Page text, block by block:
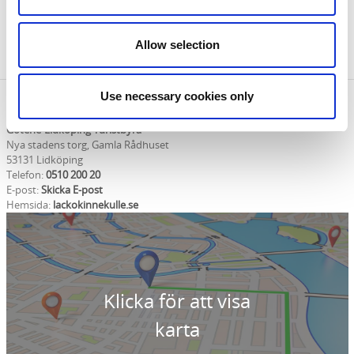
Allow selection
Use necessary cookies only
Kontaktinformation
Götene-Lidköping Turistbyrå
Nya stadens torg, Gamla Rådhuset
53131 Lidköping
Telefon:0510 200 20
E-post:Skicka E-post
Hemsida: lackokinnekulle.se
Klicka för att visa
karta